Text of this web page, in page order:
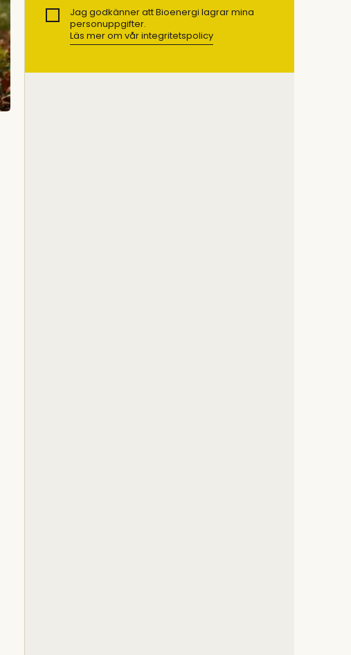
Jag godkänner att Bioenergi lagrar mina
personuppgifter.
Läs mer om vår integritetspolicy